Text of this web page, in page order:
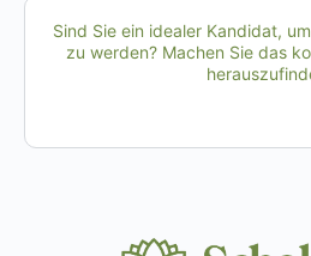
Sind Sie ein idealer Kandidat,
zu werden? Machen Sie das